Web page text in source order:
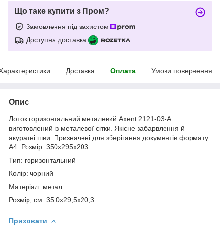
Що таке купити з Пром?
Замовлення під захистом
Доступна доставка
Доставка Оплата Умови повернення
Опис
Лоток горизонтальний металевий Axent 2121-03-A
виготовлений із металевої сітки. Якісне забарвлення й
акуратні шви. Призначені для зберігання документів формату
А4. Розмір: 350х295х203
Тип: горизонтальний
Колір: чорний
Матеріал: метал
Розмір, см: 35,0х29,5х20,3
Приховати